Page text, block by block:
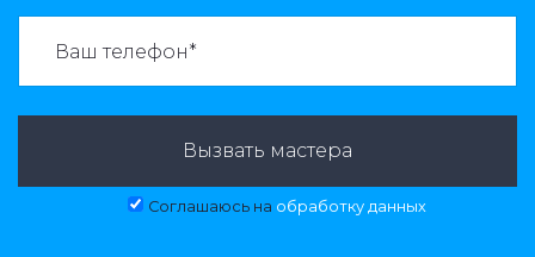
Вызвать мастера
Соглашаюсь на обработку данных